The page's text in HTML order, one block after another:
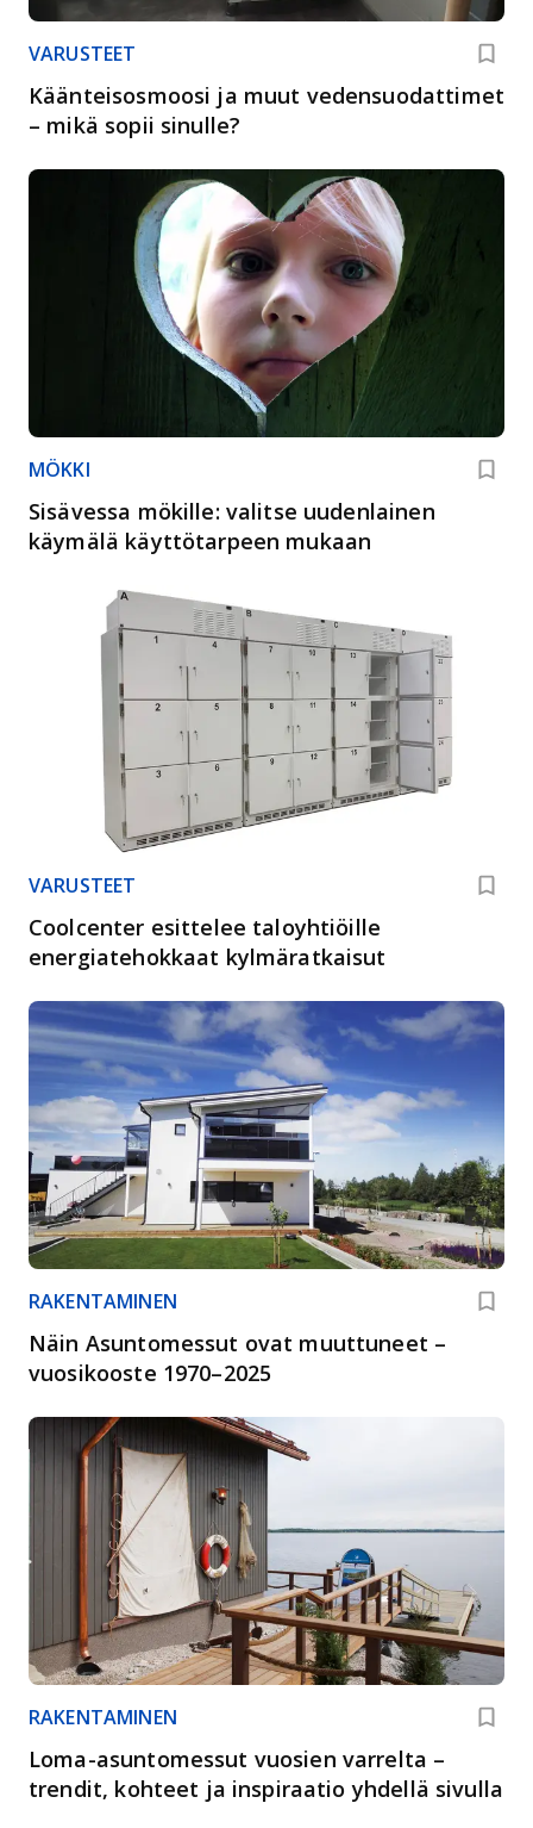
VARUSTEET
Käänteisosmoosi ja muut vedensuodattimet
– mikä sopii sinulle?
MÖKKI
Sisävessa mökille: valitse uudenlainen
käymälä käyttötarpeen mukaan
VARUSTEET
Coolcenter esittelee taloyhtiöille
energiatehokkaat kylmäratkaisut
RAKENTAMINEN
Näin Asuntomessut ovat muuttuneet –
vuosikooste 1970–2025
RAKENTAMINEN
Loma-asuntomessut vuosien varrelta –
trendit, kohteet ja inspiraatio yhdellä sivulla